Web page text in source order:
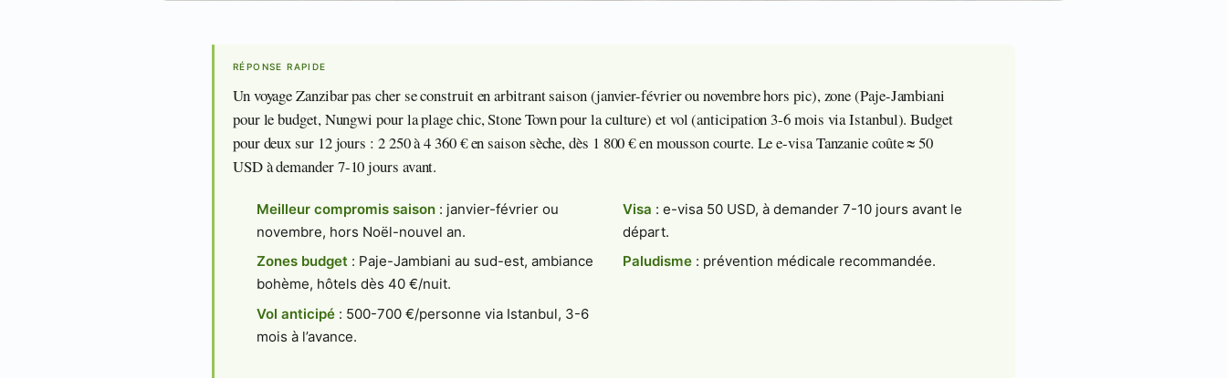
RÉPONSE RAPIDE
Un voyage Zanzibar pas cher se construit en arbitrant saison (janvier-février ou novembre hors pic), zone (Paje-Jambiani
pour le budget, Nungwi pour la plage chic, Stone Town pour la culture) et vol (anticipation 3-6 mois via Istanbul). Budget
pour deux sur 12 jours : 2 250 à 4 360 € en saison sèche, dès 1 800 € en mousson courte. Le e-visa Tanzanie coûte ≈ 50
USD à demander 7-10 jours avant.
Meilleur compromis saison: janvier-février ou
novembre, hors Noël-nouvel an.
Zones budget: Paje-Jambiani au sud-est, ambiance
bohème, hôtels dès 40 €/nuit.
Vol anticipé: 500-700 €/personne via Istanbul, 3-6
mois à l’avance.
Visa : e-visa 50 USD, à demander 7-10 jours avant le
départ.
Paludisme: prévention médicale recommandée.